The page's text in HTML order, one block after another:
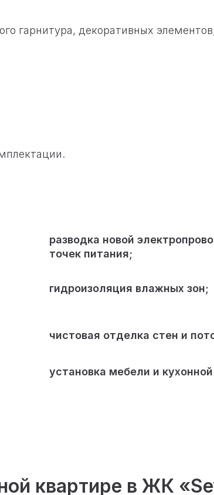
гарнитура, декоративных
разводка новой
точек питания;
гидроизоляция влажных зон;
чистовая отделка стен и
установка мебели и
квартире в ЖК